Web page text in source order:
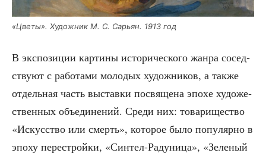
«Цве­ты». Худож­ник М. С. Сарьян. 1913 год
В экс­по­зи­ции кар­ти­ны исто­ри­че­ско­го жан­ра сосед­
ству­ют с рабо­та­ми моло­дых худож­ни­ков, а так­же
отдель­ная часть выстав­ки посвя­ще­на эпо­хе худо­же­
ствен­ных объ­еди­не­ний. Сре­ди них: това­ри­ще­ство
«Искус­ство или смерть», кото­рое было попу­ляр­но в
эпо­ху пере­строй­ки, «Син­тел-Раду­ни­ца», «Зеле­ный